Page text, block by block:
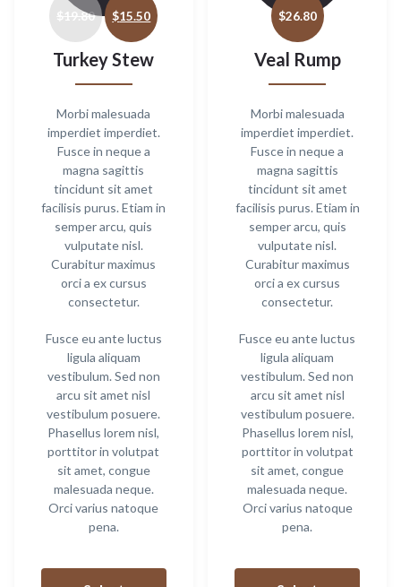
$19.80 price
was:
$19.80.
$15.50 price
Turkey Stew
Morbi malesuada
imperdiet imperdiet.
Fusce in neque a
magna sagittis
tincidunt sit amet
facilisis purus. Etiam in
semper arcu, quis
vulputate nisl.
Curabitur maximus
orci a ex cursus
consectetur.
Fusce eu ante luctus
ligula aliquam
vestibulum. Sed non
arcu sit amet nisl
vestibulum posuere.
Phasellus lorem nisl,
porttitor in volutpat
sit amet, congue
malesuada neque.
Orci varius natoque
pena.
$26.80
Veal Rump
Morbi malesuada
imperdiet imperdiet.
Fusce in neque a
magna sagittis
tincidunt sit amet
facilisis purus. Etiam in
semper arcu, quis
vulputate nisl.
Curabitur maximus
orci a ex cursus
consectetur.
Fusce eu ante luctus
ligula aliquam
vestibulum. Sed non
arcu sit amet nisl
vestibulum posuere.
Phasellus lorem nisl,
porttitor in volutpat
sit amet, congue
malesuada neque.
Orci varius natoque
pena.